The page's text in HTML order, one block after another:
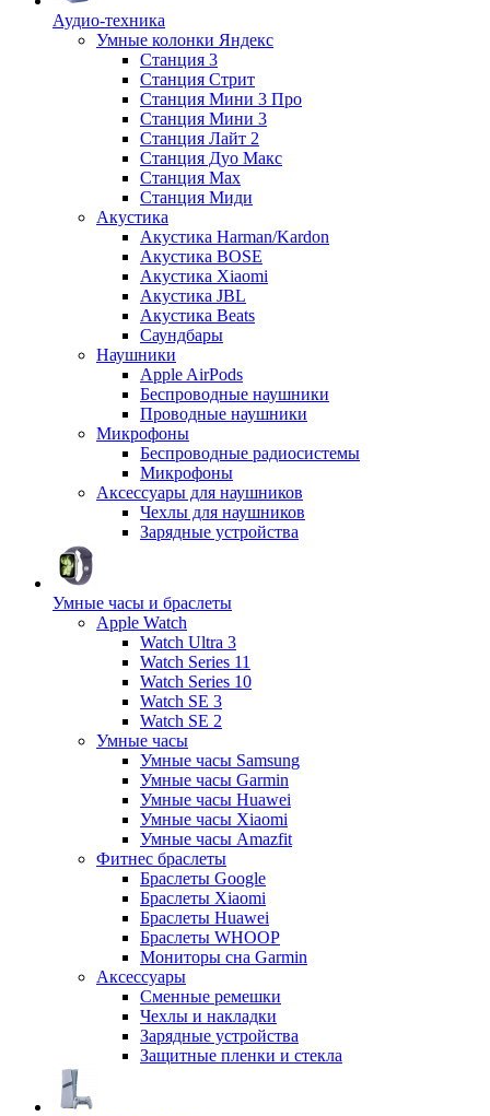
Аудио-техника
Умные колонки Яндекс
Станция 3
Станция Стрит
Станция Мини 3 Про
Станция Мини 3
Станция Лайт 2
Станция Дуо Макс
Станция Max
Станция Миди
Акустика
Акустика Harman/Kardon
Акустика BOSE
Акустика Xiaomi
Акустика JBL
Акустика Beats
Саундбары
Наушники
Apple AirPods
Беспроводные наушники
Проводные наушники
Микрофоны
Беспроводные радиосистемы
Микрофоны
Аксессуары для наушников
Чехлы для наушников
Зарядные устройства
Умные часы и браслеты
Apple Watch
Watch Ultra 3
Watch Series 11
Watch Series 10
Watch SE 3
Watch SE 2
Умные часы
Умные часы Samsung
Умные часы Garmin
Умные часы Huawei
Умные часы Xiaomi
Умные часы Amazfit
Фитнес браслеты
Браслеты Google
Браслеты Xiaomi
Браслеты Huawei
Браслеты WHOOP
Мониторы сна Garmin
Аксессуары
Сменные ремешки
Чехлы и накладки
Зарядные устройства
Защитные пленки и стекла